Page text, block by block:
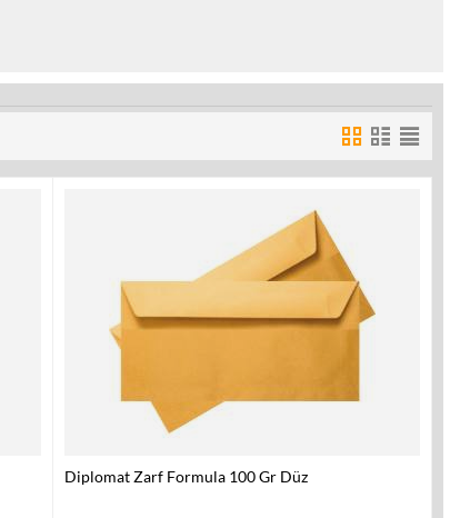
Diplomat Zarf Formula 100 Gr Düz